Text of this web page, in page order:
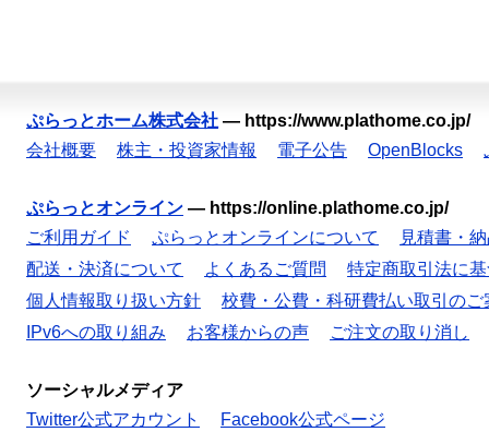
ぷらっとホーム株式会社 — https://www.plathome.co.jp/
会社概要
株主・投資家情報 電子公告 OpenBlocks
ぷらっとオンライン — https://online.plathome.co.jp/
ご利用ガイド
ぷらっとオンラインについて
見積書・
配送・決済について
よくあるご質問
特定商取引法に
個人情報取り扱い方針
校費・公費・科研費払い取引のご
IPv6への取り組み
お客様からの声 ご注文の取り消し
ソーシャルメディア
Twitter公式アカウント
Facebook公式ページ